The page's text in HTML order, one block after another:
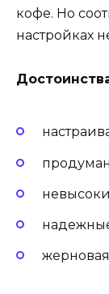
кофе. Но
настройках